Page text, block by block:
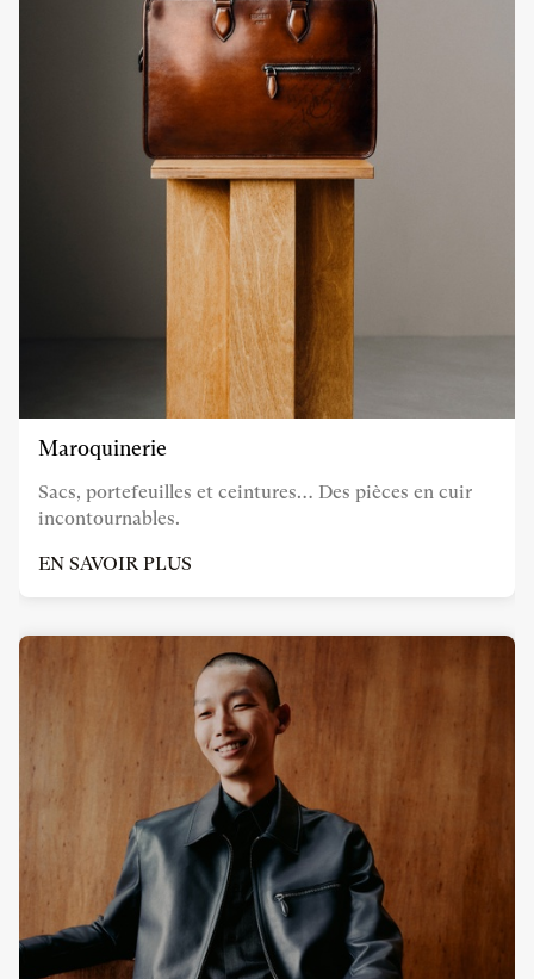
Maroquinerie
Sacs, portefeuilles et ceintures… Des pièces en cuir
incontournables.
EN SAVOIR PLUS